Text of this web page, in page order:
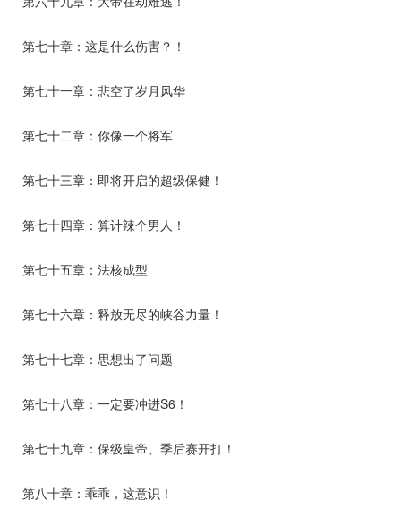
第七十章：这是什么伤害？！
第七十一章：悲空了岁月风华
第七十二章：你像一个将军
第七十三章：即将开启的超级保健！
第七十四章：算计辣个男人！
第七十五章：法核成型
第七十六章：释放无尽的峡谷力量！
第七十七章：思想出了问题
第七十八章：一定要冲进S6！
第七十九章：保级皇帝、季后赛开打！
第八十章：乖乖，这意识！